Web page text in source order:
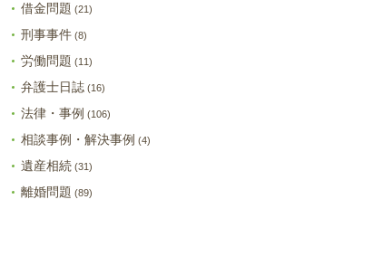
借金問題 (21)
刑事事件 (8)
労働問題 (11)
弁護士日誌 (16)
法律・事例 (106)
相談事例・解決事例 (4)
遺産相続 (31)
離婚問題 (89)